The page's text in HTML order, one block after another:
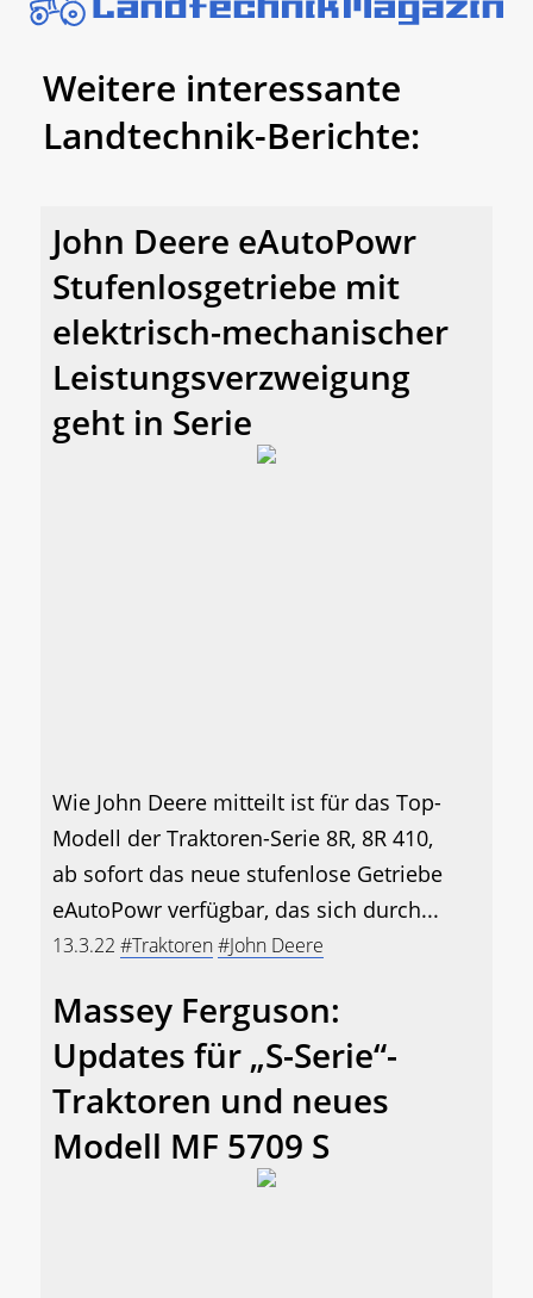
Weitere interessante
Landtechnik-Berichte:
John Deere eAutoPowr
Stufenlosgetriebe mit
elektrisch-mechanischer
Leistungsverzweigung
geht in Serie
Wie John Deere mitteilt ist für das Top-
Modell der Traktoren-Serie 8R, 8R 410,
ab sofort das neue stufenlose Getriebe
eAutoPowr verfügbar, das sich durch...
13.3.22 #Traktoren#John Deere
Massey Ferguson:
Updates für „S-Serie“-
Traktoren und neues
Modell MF 5709 S